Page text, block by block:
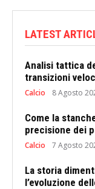
LATEST
Analisi tattica
transizioni
Calcio 8 Agosto
Come la
precisione dei
Calcio 7 Agosto
La storia
l’evoluzione